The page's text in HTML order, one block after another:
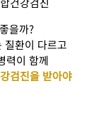
을까?
질환이 다르고
력이 함께
검진을 받아야